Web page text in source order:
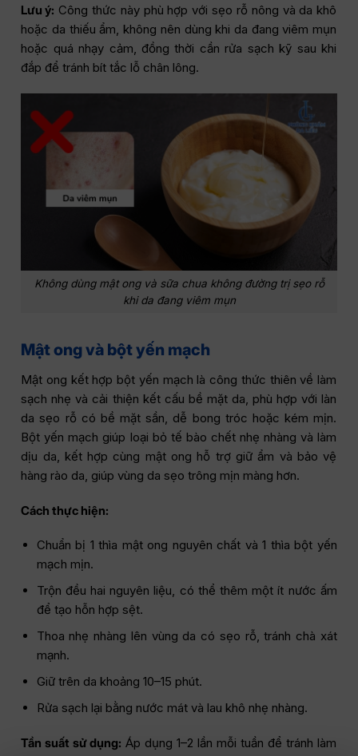
Lưu ý: Công thức này phù hợp với sẹo rỗ nông và da khô
hoặc da thiếu ẩm, không nên dùng khi da đang viêm mụn
hoặc quá nhạy cảm, đồng thời cần rửa sạch kỹ sau khi
đắp để tránh bít tắc lỗ chân lông.
Không dùng mật ong và sữa chua không đường trị sẹo rỗ
khi da đang viêm mụn
Mật ong và bột yến mạch
Mật ong kết hợp bột yến mạch là công thức thiên về làm
sạch nhẹ và cải thiện kết cấu bề mặt da, phù hợp với làn
da sẹo rỗ có bề mặt sần, dễ bong tróc hoặc kém mịn.
Bột yến mạch giúp loại bỏ tế bào chết nhẹ nhàng và làm
dịu da, kết hợp cùng mật ong hỗ trợ giữ ẩm và bảo vệ
hàng rào da, giúp vùng da sẹo trông mịn màng hơn.
Cách thực hiện:
Chuẩn bị 1 thìa mật ong nguyên chất và 1 thìa bột yến
mạch mịn.
Trộn đều hai nguyên liệu, có thể thêm một ít nước ấm
để tạo hỗn hợp sệt.
Thoa nhẹ nhàng lên vùng da có sẹo rỗ, tránh chà xát
mạnh.
Giữ trên da khoảng 10–15 phút.
Rửa sạch lại bằng nước mát và lau khô nhẹ nhàng.
Tần suất sử dụng: Áp dụng 1–2 lần mỗi tuần để tránh làm